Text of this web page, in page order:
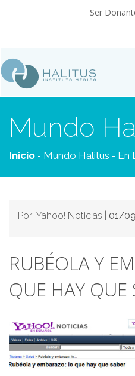
Ser
Mundo
Inicio - Mundo Halitus - En
Por: Yahoo! Noticias | 01/
RUBÉOLA Y
QUE HAY QUE